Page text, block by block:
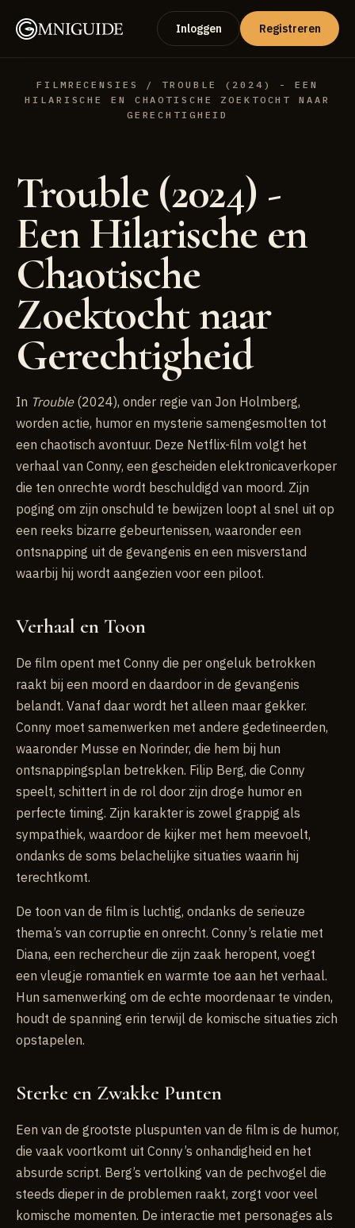
Inloggen Registreren
FILMRECENSIES
/ TROUBLE (2024) - EEN
HILARISCHE EN CHAOTISCHE ZOEKTOCHT NAAR
GERECHTIGHEID
Trouble (2024) -
Een Hilarische en
Chaotische
Zoektocht naar
Gerechtigheid
In Trouble(2024), onder regie van Jon Holmberg,
worden actie, humor en mysterie samengesmolten tot
een chaotisch avontuur. Deze Netflix-film volgt het
verhaal van Conny, een gescheiden elektronicaverkoper
die ten onrechte wordt beschuldigd van moord. Zijn
poging om zijn onschuld te bewijzen loopt al snel uit op
een reeks bizarre gebeurtenissen, waaronder een
ontsnapping uit de gevangenis en een misverstand
waarbij hij wordt aangezien voor een piloot.
Verhaal en Toon
De film opent met Conny die per ongeluk betrokken
raakt bij een moord en daardoor in de gevangenis
belandt. Vanaf daar wordt het alleen maar gekker.
Conny moet samenwerken met andere gedetineerden,
waaronder Musse en Norinder, die hem bij hun
ontsnappingsplan betrekken. Filip Berg, die Conny
speelt, schittert in de rol door zijn droge humor en
perfecte timing. Zijn karakter is zowel grappig als
sympathiek, waardoor de kijker met hem meevoelt,
ondanks de soms belachelijke situaties waarin hij
terechtkomt.
De toon van de film is luchtig, ondanks de serieuze
thema’s van corruptie en onrecht. Conny’s relatie met
Diana, een rechercheur die zijn zaak heropent, voegt
een vleugje romantiek en warmte toe aan het verhaal.
Hun samenwerking om de echte moordenaar te vinden,
houdt de spanning erin terwijl de komische situaties zich
opstapelen.
Sterke en Zwakke Punten
Een van de grootste pluspunten van de film is de humor,
die vaak voortkomt uit Conny’s onhandigheid en het
absurde script. Berg’s vertolking van de pechvogel die
steeds dieper in de problemen raakt, zorgt voor veel
komische momenten. De interactie met personages als